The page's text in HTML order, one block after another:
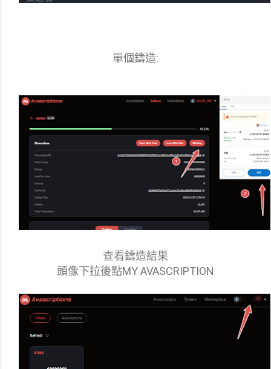
單個鑄造:
查看鑄造結果
頭像下拉後點MY AVASCRIPTION